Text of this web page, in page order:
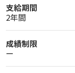
支給期間
2年間
成績制限
ー